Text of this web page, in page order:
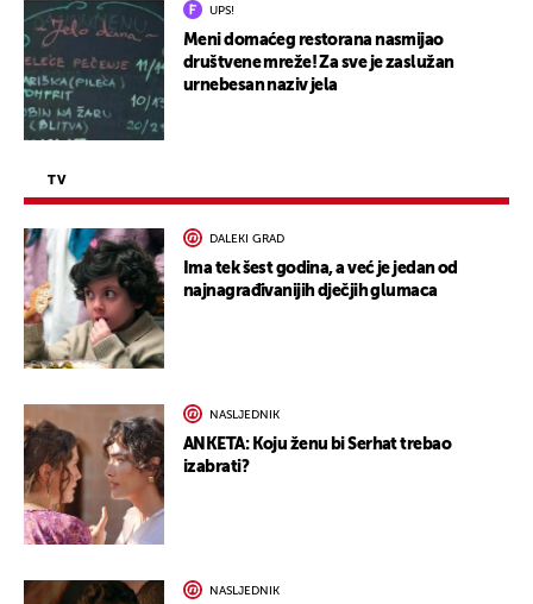
UPS!
Meni domaćeg restorana nasmijao
društvene mreže! Za sve je zaslužan
urnebesan naziv jela
TV
DALEKI GRAD
Ima tek šest godina, a već je jedan od
najnagrađivanijih dječjih glumaca
NASLJEDNIK
ANKETA: Koju ženu bi Serhat trebao
izabrati?
NASLJEDNIK